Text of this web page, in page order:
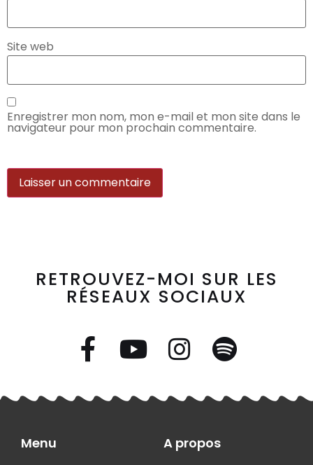
Site web
Enregistrer mon nom, mon e-mail et mon site dans le
navigateur pour mon prochain commentaire.
RETROUVEZ-MOI SUR LES
RÉSEAUX SOCIAUX
Menu A propos